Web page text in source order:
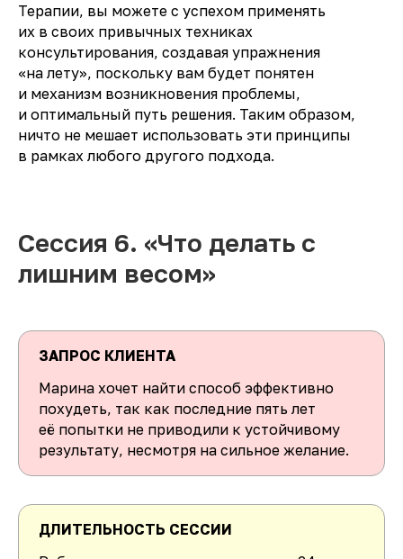
Терапии, вы можете с успехом применять
их в своих привычных техниках
консультирования, создавая упражнения
«на лету», поскольку вам будет понятен
и механизм возникновения проблемы,
и оптимальный путь решения. Таким образом,
ничто не мешает использовать эти принципы
в рамках любого другого подхода.
Сессия 6. «Что делать с
лишним весом»
ЗАПРОС КЛИЕНТА
Марина хочет найти способ эффективно
похудеть, так как последние пять лет
её попытки не приводили к устойчивому
результату, несмотря на сильное желание.
ДЛИТЕЛЬНОСТЬ СЕССИИ